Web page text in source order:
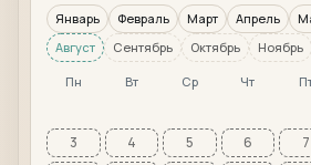
Январь Февраль Март Апрель
Август
Сентябрь Октябрь Ноябрь
Пн Вт Ср Чт
3
4 5 6 7